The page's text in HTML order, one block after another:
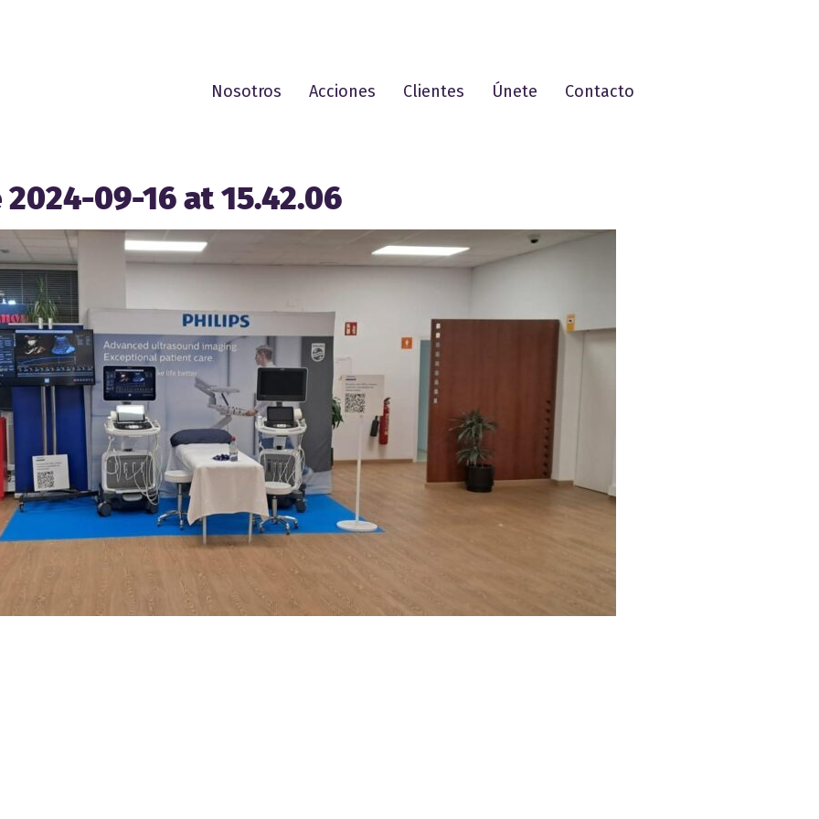
Nosotros Acciones Clientes Únete Contacto
09-16 at 15.42.06